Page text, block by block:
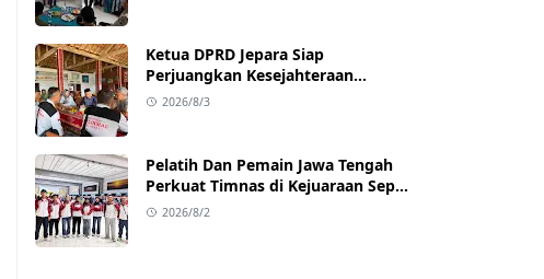
Ketua DPRD Jepara Siap
Perjuangkan Kesejahteraan
Satlinmas Jepara
2026/8/3
Pelatih Dan Pemain Jawa Tengah
Perkuat Timnas di Kejuaraan Sepak
takraw Internasional
2026/8/2